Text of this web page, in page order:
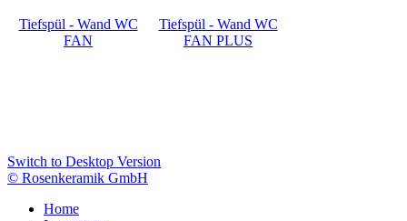
Tiefspül - Wand WC
FAN
Tiefspül - Wand WC
FAN PLUS
Switch to Desktop Version
© Rosenkeramik GmbH
Home